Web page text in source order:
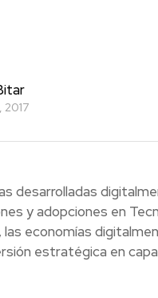
2017
desarrolladas
y adopciones en
economías
estratégica en